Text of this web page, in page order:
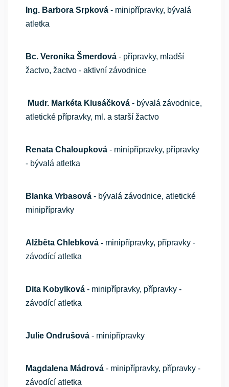
Ing. Barbora Srpková - minipřípravky, bývalá
atletka
Bc. Veronika Šmerdová - přípravky, mladší
žactvo, žactvo - aktivní závodnice
Mudr. Markéta Klusáčková - bývalá závodnice,
atletické přípravky, ml. a starší žactvo
Renata Chaloupková - minipřípravky, přípravky
- bývalá atletka
Blanka Vrbasová - bývalá závodnice, atletické
minipřípravky
Alžběta Chlebková - minipřípravky, přípravky -
závodící atletka
Dita Kobylková - minipřípravky, přípravky -
závodící atletka
Julie Ondrušová - minipřípravky
Magdalena Mádrová - minipřípravky, přípravky -
závodící atletka